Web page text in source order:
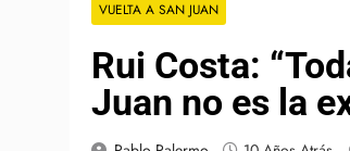
VUELTA A SAN JUAN
Rui Costa:
Juan no es la